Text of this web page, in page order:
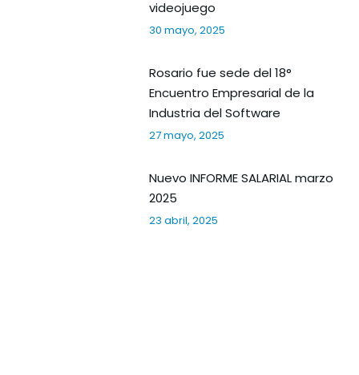
videojuego
30 mayo, 2025
Rosario fue sede del 18°
Encuentro Empresarial de la
Industria del Software
27 mayo, 2025
Nuevo INFORME SALARIAL marzo
2025
23 abril, 2025